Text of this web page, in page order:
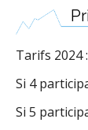
Tarifs 2024 :
Si 4
Si 5